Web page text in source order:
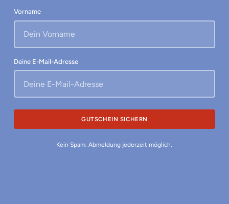
Vorname
Deine E-Mail-Adresse
Kein Spam. Abmeldung jederzeit möglich.